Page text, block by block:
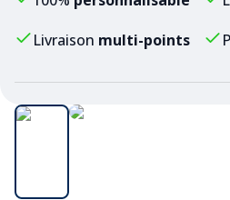
Livraison multi-points